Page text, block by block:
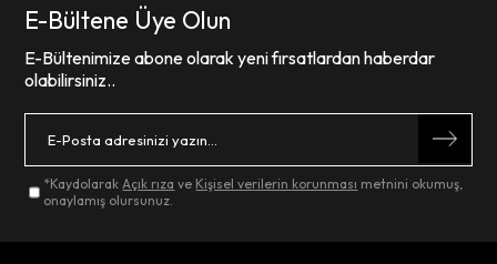
E-Bültene Üye Olun
E-Bültenimize abone olarak yeni fırsatlardan haberdar
olabilirsiniz..
*KaydolarakAçık rıza ve Kişisel verilerin korunması metnini okumuş,
onaylamış olursunuz.